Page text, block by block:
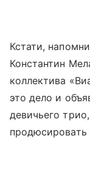
Кстати,
Константин
коллектива
это дело и
девичьего
продюсировать